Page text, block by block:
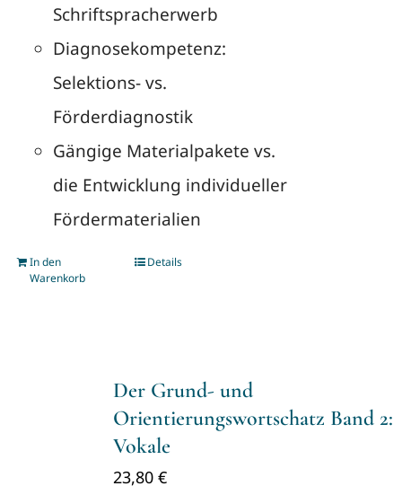
Schriftspracherwerb
Diagnosekompetenz:
Selektions- vs.
Förderdiagnostik
Gängige Materialpakete vs.
die Entwicklung individueller
Fördermaterialien
In den
Warenkorb
Details
Der Grund- und
Orientierungswortschatz Band 2:
Vokale
23,80 €